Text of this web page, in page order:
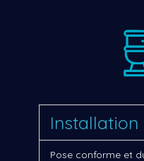
Pose conforme et